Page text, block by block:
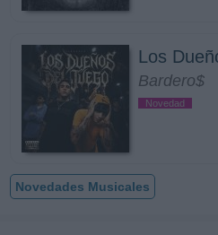
Los
Bardero$
Novedad
Novedades Musicales